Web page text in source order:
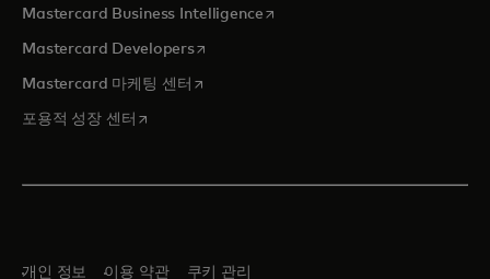
Mastercard Business Intelligence새 탭에서 열림
Mastercard Developers새 탭에서 열림
Mastercard 마케팅 센터 새 탭에서 열림
포용적 성장 센터 새 탭에서 열림
개인 정보 이용 약관 쿠키 관리